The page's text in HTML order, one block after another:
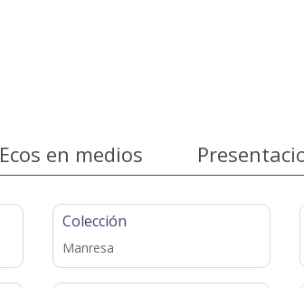
Ecos en medios
Colección
Manresa